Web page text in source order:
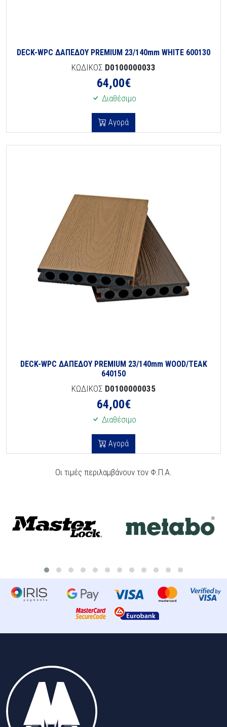
DECK-WPC ΔΑΠΕΔΟΥ PREMIUM 23/140mm WHITE 600130
ΚΩΔΙΚΟΣ D0100000033
64,00€
Διαθέσιμο
Αγορά
DECK-WPC ΔΑΠΕΔΟΥ PREMIUM 23/140mm WOOD/TEAK
640150
ΚΩΔΙΚΟΣ D0100000035
64,00€
Διαθέσιμο
Αγορά
Οι τιμές περιλαμβάνουν τον Φ.Π.Α.